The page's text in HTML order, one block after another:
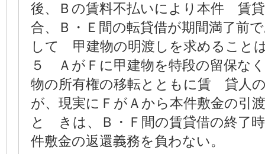
後、Ｂの賃料不払いにより本件 賃
合、Ｂ・Ｅ間の転貸借が期間満了前
して 甲建物の明渡しを求めること
５ ＡがＦに甲建物を特段の留保な
物の所有権の移転とともに賃 貸人
が、現実にＦがＡから本件敷金の引
と きは、Ｂ・Ｆ間の賃貸借の終了
件敷金の返還義務を負わない。